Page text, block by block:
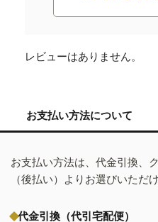
レビューはありません。
お支払い方法について
お支払い方法は、代金引換、
（後払い）よりお選びいただけ
代金引換（代引宅配便）